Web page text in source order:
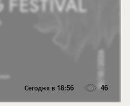
Сегодня в 18:56 46